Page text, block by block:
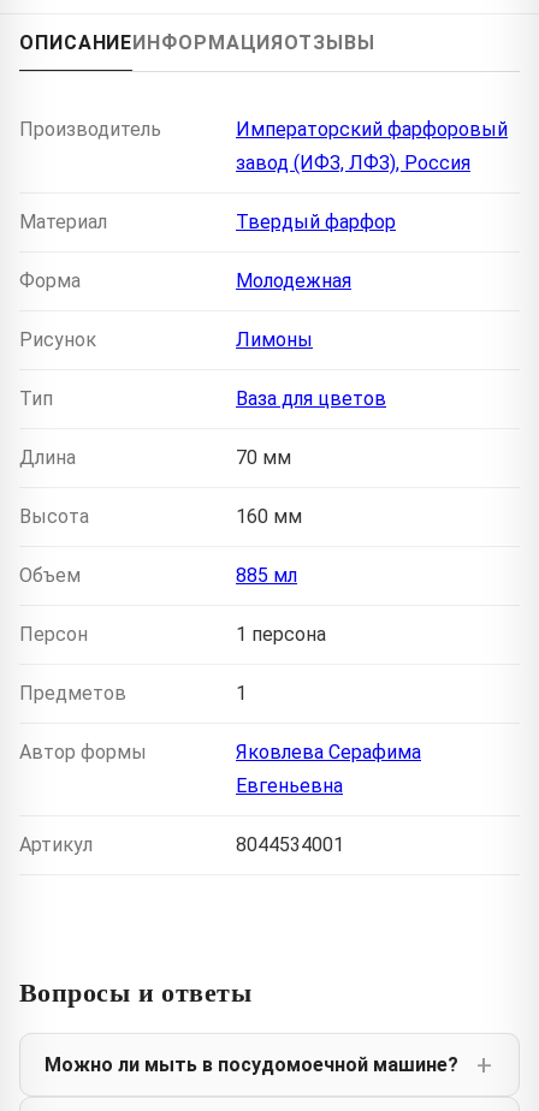
ОПИСАНИЕИНФОРМАЦИЯОТЗЫВЫ
Производитель
Императорский фарфоровый
завод (ИФЗ, ЛФЗ), Россия
Материал Твердый фарфор
Форма Молодежная
Рисунок Лимоны
Тип Ваза для цветов
Длина 70 мм
Высота 160 мм
Объем 885 мл
Персон 1 персона
Предметов 1
Автор формы
Яковлева Серафима
Евгеньевна
Артикул 8044534001
Вопросы и ответы
Можно ли мыть в посудомоечной машине?